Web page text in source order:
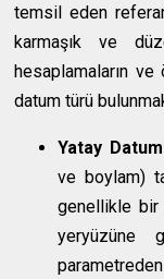
temsil eden
karmaşık ve
hesaplamaların
datum türü
Yatay
ve boylam)
genellikle bir
yeryüzüne